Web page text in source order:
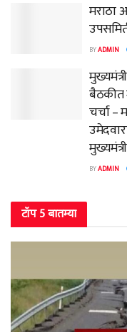
मराठा
BYADMIN
बैठकीत
चर्चा –
BYADMIN
टॉप 5 बातम्या